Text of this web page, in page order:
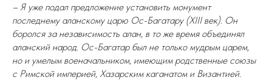
– Я уже подал предложение установить монумент
последнему аланскому царю Ос-Багатару (ХIII век). Он
боролся за независимость алан, в то же время объединял
аланский народ. Ос-Багатар был не только мудрым царем,
но и умелым военачальником, имеющим родственные союзы
с Римской империей, Хазарским каганатом и Византией.